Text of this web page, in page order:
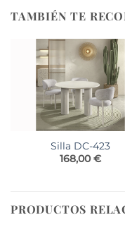
TAMBIÉN TE
Silla DC-423
168,00€
PRODUCTOS